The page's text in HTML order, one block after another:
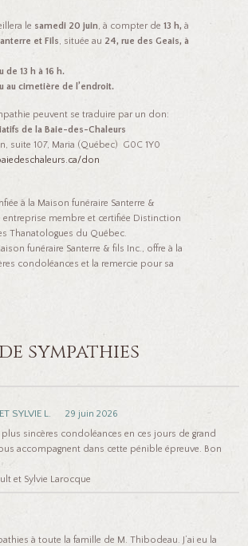
le samedi 20 juin , à compter de13 h,à
et Fils , située au 24, rue des Geais, à
de 13 h à 16 h.
au cimetière de l’endroit.
peuvent se traduire par un don:
de la Baie-des-Chaleurs
suite 107, Maria (Québec) G0C 1Y0
don
à la Maison funéraire Santerre &
entreprise membre et certifiée Distinction
Thanatologues du Québec.
funéraire Santerre & fils Inc., offre à la
condoléances et la remercie pour sa
sympathies
SYLVIE L.
29 juin 2026
sincères condoléances en ces jours de grand
accompagnent dans cette pénible épreuve. Bon
et Sylvie Larocque
à toute la famille de M. Thibodeau. J’ai eu la